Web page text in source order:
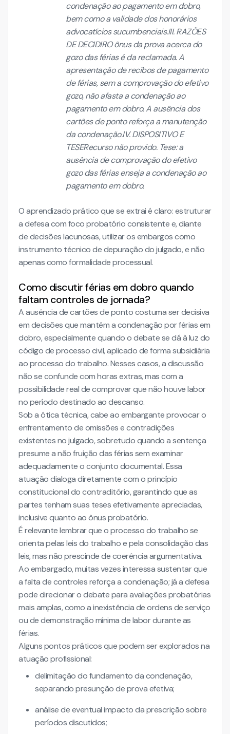
condenação ao pagamento em dobro,
bem como a validade dos honorários
advocatícios sucumbenciais.III. RAZÕES
DE DECIDIRO ônus da prova acerca do
gozo das férias é da reclamada. A
apresentação de recibos de pagamento
de férias, sem a comprovação do efetivo
gozo, não afasta a condenação ao
pagamento em dobro. A ausência dos
cartões de ponto reforça a manutenção
da condenação.IV. DISPOSITIVO E
TESERecurso não provido. Tese: a
ausência de comprovação do efetivo
gozo das férias enseja a condenação ao
pagamento em dobro.
O aprendizado prático que se extrai é claro: estruturar
a defesa com foco probatório consistente e, diante
de decisões lacunosas, utilizar os embargos como
instrumento técnico de depuração do julgado, e não
apenas como formalidade processual.
Como discutir férias em dobro quando
faltam controles de jornada?
A ausência de cartões de ponto costuma ser decisiva
em decisões que mantêm a condenação por férias em
dobro, especialmente quando o debate se dá à luz do
código de processo civil, aplicado de forma subsidiária
ao processo do trabalho. Nesses casos, a discussão
não se confunde com horas extras, mas com a
possibilidade real de comprovar que não houve labor
no período destinado ao descanso.
Sob a ótica técnica, cabe ao embargante provocar o
enfrentamento de omissões e contradições
existentes no julgado, sobretudo quando a sentença
presume a não fruição das férias sem examinar
adequadamente o conjunto documental. Essa
atuação dialoga diretamente com o princípio
constitucional do contraditório, garantindo que as
partes tenham suas teses efetivamente apreciadas,
inclusive quanto ao ônus probatório.
É relevante lembrar que o processo do trabalho se
orienta pelas leis do trabalho e pela consolidação das
leis, mas não prescinde de coerência argumentativa.
Ao embargado, muitas vezes interessa sustentar que
a falta de controles reforça a condenação; já a defesa
pode direcionar o debate para avaliações probatórias
mais amplas, como a inexistência de ordens de serviço
ou de demonstração mínima de labor durante as
férias.
Alguns pontos práticos que podem ser explorados na
atuação profissional:
delimitação do fundamento da condenação,
separando presunção de prova efetiva;
análise de eventual impacto da prescrição sobre
períodos discutidos;